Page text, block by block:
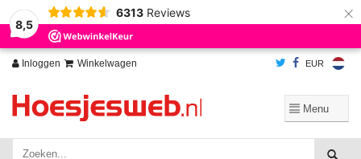
8,5
6313 Reviews ×
Inloggen Winkelwagen EUR
Wij slaan cookies op om onze website te verbeteren. Is dat akkoord?
Ja
Nee